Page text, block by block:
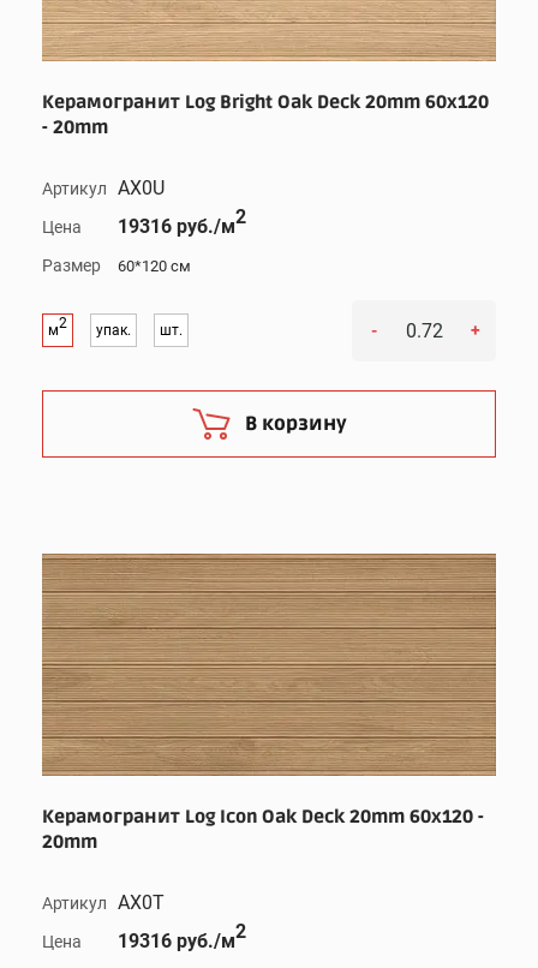
Керамогранит Log Bright Oak Deck 20mm 60x120
- 20mm
Артикул AX0U
Цена 19316 руб./м2
Размер 60*120 см
м2 упак. шт. - +
В корзину
Керамогранит Log Icon Oak Deck 20mm 60x120 -
20mm
Артикул AX0T
Цена 19316 руб./м2